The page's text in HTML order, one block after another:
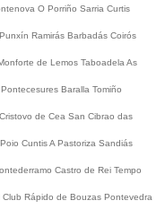
O Porriño Sarria Curtis
Punxín Ramirás Barbadás Coirós
de Lemos Taboadela As
Pontecesures Baralla Tomiño
de Cea San Cibrao das
Poio CuntisA Pastoriza Sandiás
Castro de Rei Tempo
Club Rápido de Bouzas Pontevedra